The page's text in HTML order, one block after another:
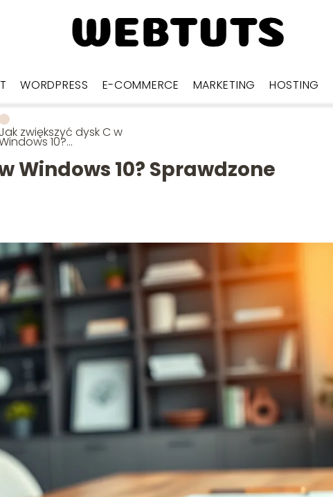
WORDPRESS E-COMMERCE MARKETING HOSTING
Jak zwiększyć dysk C w
10?
Windows 10? Sprawdzone